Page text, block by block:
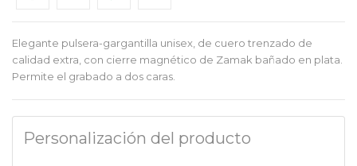
Elegante pulsera-gargantilla unisex, de cuero trenzado de
calidad extra, con cierre magnético de Zamak bañado en plata.
Permite el grabado a dos caras.
Personalización del producto